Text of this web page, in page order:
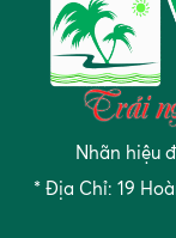
Nhãn hiệu
* Địa Chỉ: 19